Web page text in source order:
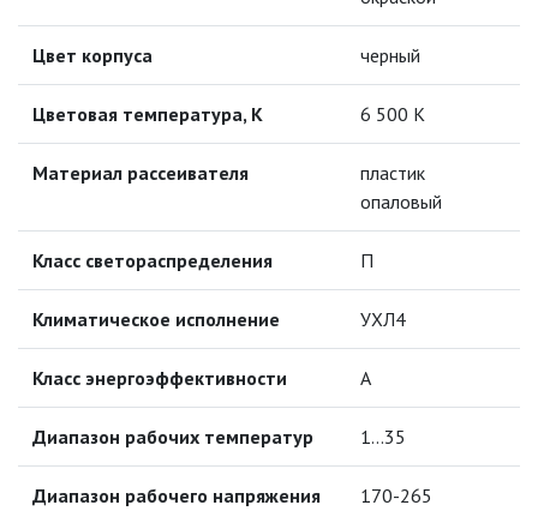
ПРОТИВОМОСКИТНЫЕ ЛАМПЫ
РАЗЪЁМЫ, ПЕРЕХОДНИКИ, ТВ
СЕТЕВЫЕ ФИЛЬТРЫ, СИЛОВЫЕ
РАЗЪЕМЫ И УДЛИНИТЕЛИ,
ТРОЙНИКИ И КОЛОДКИ, ВИЛКИ
СИСТЕМЫ ПОЛИВА
СТАБИЛИЗАТОРЫ НАПРЯЖЕНИЯ
УЛИЧНОЕ ОСВЕЩЕНИЕ НА
Цвет корпуса черный
Цветовая температура, К 6 500 К
Материал рассеивателя
пластик
опаловый
Класс светораспределения П
Климатическое исполнение УХЛ4
Класс энергоэффективности А
Диапазон рабочих температур 1…35
Диапазон рабочего напряжения
170-265